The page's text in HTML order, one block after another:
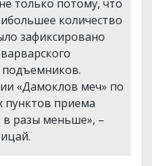
только потому, что
количество
зафиксировано
подъемников.
«Дамоклов меч» по
пунктов приема
в разы меньше», –